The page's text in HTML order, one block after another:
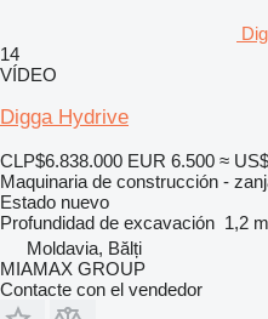
14
VÍDEO
Digga Hydrive
CLP$6.838.000 EUR 6.500 ≈
Maquinaria de construcción -
Estado nuevo
Profundidad de excavación 1,2 m
Moldavia, Bălți
MIAMAX GROUP
Contacte con el vendedor